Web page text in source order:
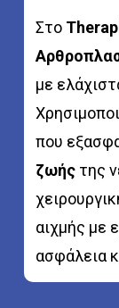
Στο
με
που
ζωής της
αιχμής με
ασφάλεια